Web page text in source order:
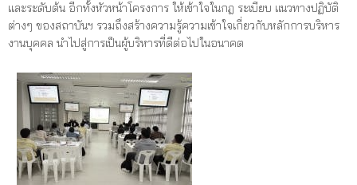
และระดับต้น อีกทั้งหัวหน้าโครงการ ให้เข้าใจในกฎ ระเบียบ แนวทางปฏิบัติ
ต่างๆ ของสถาบันฯ รวมถึงสร้างความรู้ความเข้าใจเกี่ยวกับหลักการบริหาร
งานบุคคล นำไปสู่การเป็นผู้บริหารที่ดีต่อไปในอนาคต